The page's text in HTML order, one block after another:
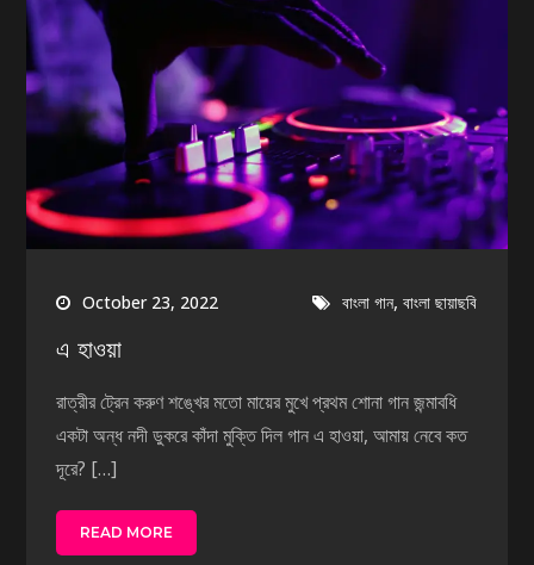
October 23, 2022 বাংলা গান,বাংলা ছায়াছবি
এ হাওয়া
রাত্রীর ট্রেন করুণ শঙ্খের মতো মায়ের মুখে প্রথম শোনা গান জন্মাবধি
একটা অন্ধ নদী ডুকরে কাঁদা মুক্তি দিল গান এ হাওয়া, আমায় নেবে কত
দূরে? […]
READ MORE